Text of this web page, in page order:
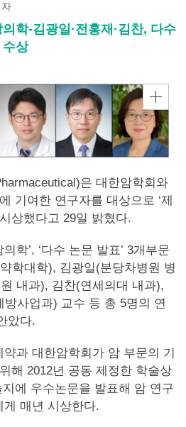
학-김광일·전홍재·김찬, 다수
수상
은 대한암학회와
기여한 연구자를 대상으로 ‘제
상했다고 29일 밝혔다.
의학’, ‘다수 논문 발표’ 3개부문
학대학), 김광일(분당차병원 병
내과), 김찬(연세의대 내과),
사업과) 교수 등 총 5명의 연
았다.
과 대한암학회가 암 부문의 기
해 2012년 공동 제정한 학술상
에 우수논문을 발표해 암 연구
매년 시상한다.